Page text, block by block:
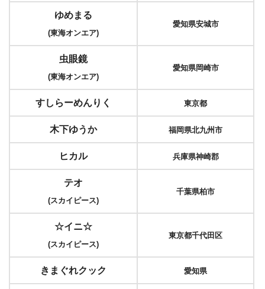
ゆめまる
(東海オンエア)
愛知県安城市
虫眼鏡
(東海オンエア)
愛知県岡崎市
すしらーめんりく 東京都
木下ゆうか 福岡県北九州市
ヒカル 兵庫県神崎郡
テオ
(スカイピース)
千葉県柏市
☆イニ☆
(スカイピース)
東京都千代田区
きまぐれクック 愛知県